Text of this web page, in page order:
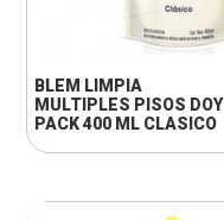
+ INFO
BLEM LIMPIA
MULTIPLES PISOS DOY
PACK 400 ML CLASICO